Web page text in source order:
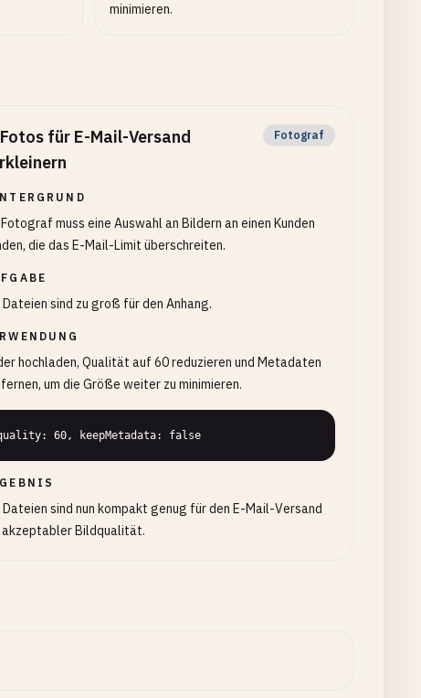
minimieren.
Fotos für E-Mail-Versand
Fotograf
Fotograf muss eine Auswahl an Bildern an einen Kunden
die das E-Mail-Limit überschreiten.
Dateien sind zu groß für den Anhang.
hochladen, Qualität auf 60 reduzieren und Metadaten
um die Größe weiter zu minimieren.
60, keepMetadata: false
Dateien sind nun kompakt genug für den E-Mail-Versand
akzeptabler Bildqualität.